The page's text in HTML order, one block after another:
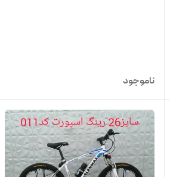
ناموجود